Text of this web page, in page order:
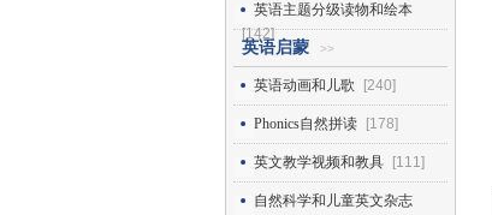
英语主题分级读物和绘本
[142]
英语启蒙 >>
英语动画和儿歌 [240]
Phonics自然拼读 [178]
英文教学视频和教具 [111]
自然科学和儿童英文杂志